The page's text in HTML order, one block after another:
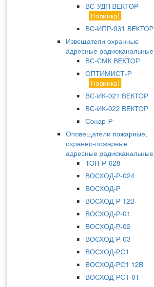
ВС-УДП ВЕКТОР
Новинка!
ВС-ИПР-031 ВЕКТОР
Извещатели охранные
адресные радиоканальные
ВС-СМК ВЕКТОР
ОПТИМИСТ-Р
Новинка!
ВС-ИК-021 ВЕКТОР
ВС-ИК-022 ВЕКТОР
Сонар-Р
Оповещатели пожарные,
охранно-пожарные
адресные радиоканальные
ТОН-Р-028
ВОСХОД-Р-024
ВОСХОД-Р
ВОСХОД-Р 12В
ВОСХОД-Р-01
ВОСХОД-Р-02
ВОСХОД-Р-03
ВОСХОД-РС1
ВОСХОД-РС1 12В
ВОСХОД-РС1-01